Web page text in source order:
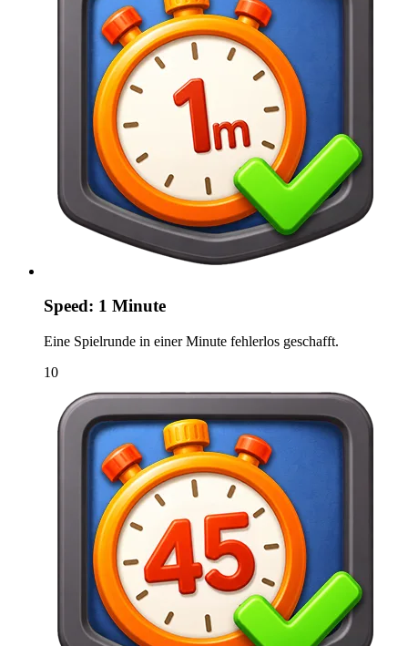
Speed: 1 Minute
Eine Spielrunde in einer Minute fehlerlos geschafft.
10